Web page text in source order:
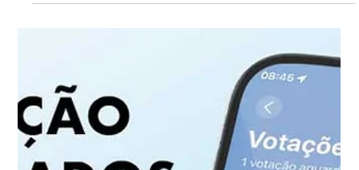
43 anos depois da sua entrada, temos
preparada para servir à sociedade:
parabéns policial militar feminina!
Desde 1983, a policial militar feminina escreve uma
trajetória de coragem, dedicação e compromisso
com a segurança do Distrito Federal, atuando lado